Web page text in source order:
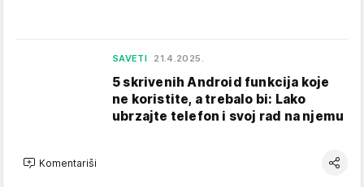
SAVETI 21.4.2025.
5 skrivenih Android funkcija koje
ne koristite, a trebalo bi: Lako
ubrzajte telefon i svoj rad na njemu
Komentariši